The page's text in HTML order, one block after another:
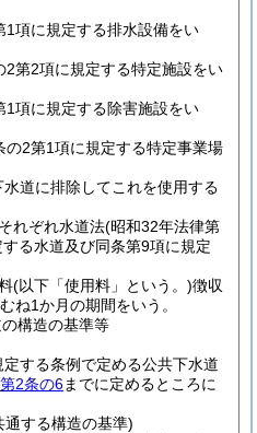
項に規定する排水設備をい
第2項に規定する特定施設をい
項に規定する除害施設をい
2第1項に規定する特定事業場
道に排除してこれを使用する
れぞれ水道法(昭和32年法律第
る水道及び同条第9項に規定
(以下「使用料」という。)徴収
ね1か月の期間をいう。
構造の基準等
する条例で定める公共下水道
第2条の6までに定めるところに
する構造の基準)